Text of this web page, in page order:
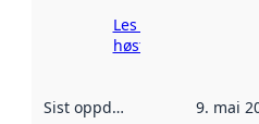
Les mer om
høsting her
Sist oppdatert 9. mai